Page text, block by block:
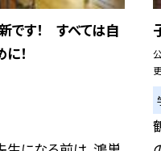
です！ すべては自
！